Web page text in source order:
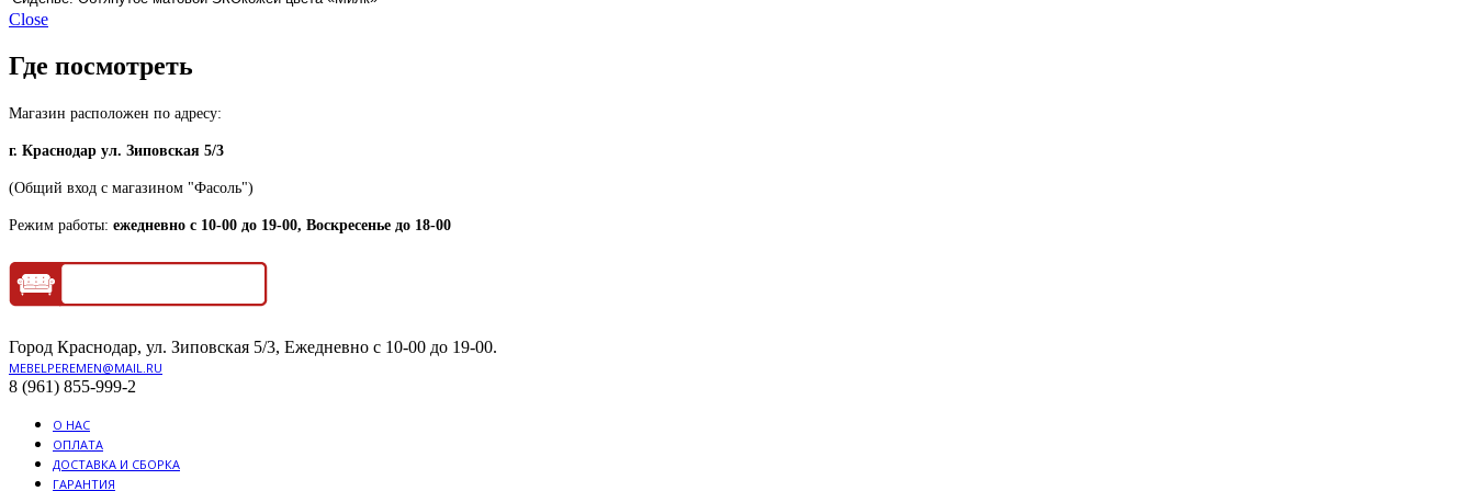
Close
Где посмотреть
Магазин расположен по адресу:
г. Краснодар ул. Зиповская 5/3
(Общий вход с магазином "Фасоль")
Режим работы: ежедневно с 10-00 до 19-00, Воскресенье до 18-00
Город Краснодар, ул. Зиповская 5/3, Ежедневно с 10-00 до 19-00.
MEBELPEREMEN@MAIL.RU
8 (961) 855-999-2
О НАС
ОПЛАТА
ДОСТАВКА И СБОРКА
ГАРАНТИЯ